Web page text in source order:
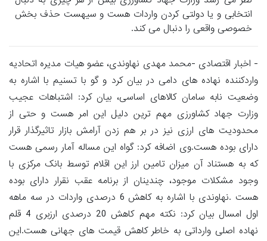
انتخابی و یا دولتی کردن واردات هست و سیهست حذف بخش
خصوصی واقعی را دنبال می کند.
- اخبار اقتصادی -محمد مهدی نهاوندی، عضو هیات مدیره اتحادیه
واردکننده نهاده های دامی در بیان کرد و گو با تسنیم با اشاره به
وضعیت نابه سامان کالاهای اساسی، بیان کرد: اشتباهات عجیب
وزارت جهاد کشاورزی مهم ترین دلیل این امر هست و حتی از
محدودیت های ارزی نیز در بر هم زدن آرامش بازار تاثیرگذار قرار
دارای بوده هست.وی اضافه کرد: گواه این مساله آمار رسمی هست
که به هستناد آن میزان تامین ارز این اقلام توسط بانک مرکزی با
وجود مشکلات موجود، چندینان از برنامه عقب نقرار دارای بوده
هست .نهاوندی با اشاره به کاهش 6 درصدی واردات در سه ماهه
اول امسال بیان کرد: نکته مهم کاهش 20 درصدی ارزبری 4 قلم
نهاده اصلی وارداتی به خاطر کاهش قیمت های جهانی هست.این